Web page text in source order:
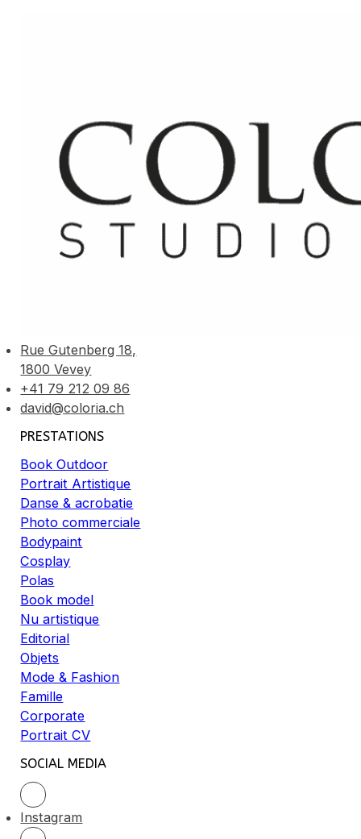
Rue Gutenberg 18,
1800 Vevey
+41 79 212 09 86
david@coloria.ch
PRESTATIONS
Book Outdoor
Portrait Artistique
Danse & acrobatie
Photo commerciale
Bodypaint
Cosplay
Polas
Book model
Nu artistique
Editorial
Objets
Mode & Fashion
Famille
Corporate
Portrait CV
SOCIAL MEDIA
Instagram